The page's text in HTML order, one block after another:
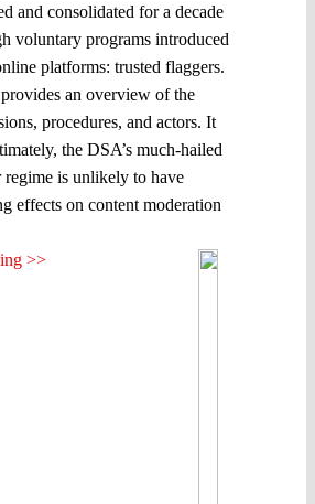
and consolidated for a decade
voluntary programs introduced
platforms: trusted flaggers.
an overview of the
procedures, and actors. It
the DSA’s much-hailed
regime is unlikely to have
effects on content moderation
>>